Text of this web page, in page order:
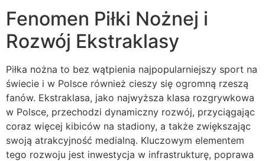
Fenomen Piłki Nożnej i
Rozwój Ekstraklasy
Piłka nożna to bez wątpienia najpopularniejszy sport na
świecie i w Polsce również cieszy się ogromną rzeszą
fanów. Ekstraklasa, jako najwyższa klasa rozgrywkowa
w Polsce, przechodzi dynamiczny rozwój, przyciągając
coraz więcej kibiców na stadiony, a także zwiększając
swoją atrakcyjność medialną. Kluczowym elementem
tego rozwoju jest inwestycja w infrastrukturę, poprawa